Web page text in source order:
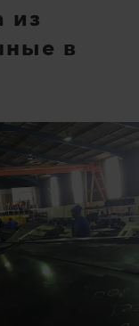
из
в